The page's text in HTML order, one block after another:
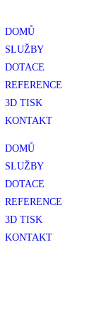
DOMŮ
SLUŽBY
DOTACE
REFERENCE
3D TISK
KONTAKT
DOMŮ
SLUŽBY
DOTACE
REFERENCE
3D TISK
KONTAKT